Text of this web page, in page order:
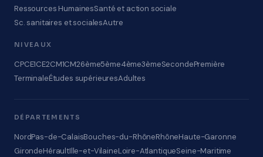
Ressources HumainesSanté et action sociale
Sc. sanitaires et socialesAutre
NIVEAUX
CPCE1CE2CM1CM26ème5ème4ème3èmeSecondePremière
TerminaleÉtudes supérieuresAdultes
DÉPARTEMENTS
NordPas-de-CalaisBouches-du-RhôneRhôneHaute-Garonne
GirondeHéraultIlle-et-VilaineLoire-AtlantiqueSeine-Maritime